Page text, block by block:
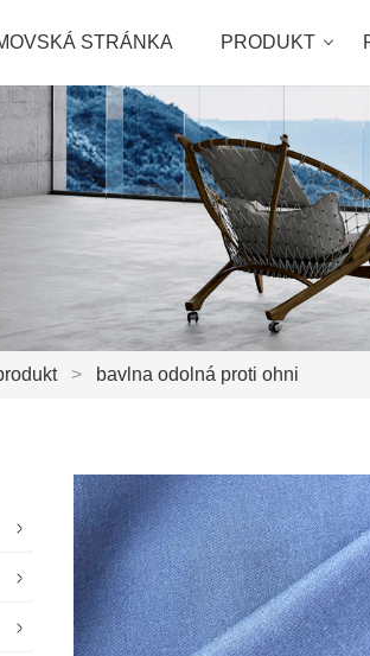
STRÁNKA PRODUKT
> bavlna odolná proti ohni